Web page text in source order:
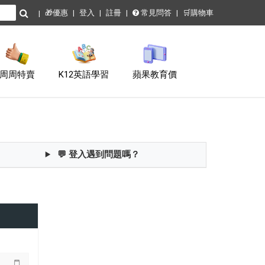
🎁優惠 登入 註冊 常見問答 🛒購物車
周周特賣 K12英語學習 蘋果教育價
💬 登入遇到問題嗎？